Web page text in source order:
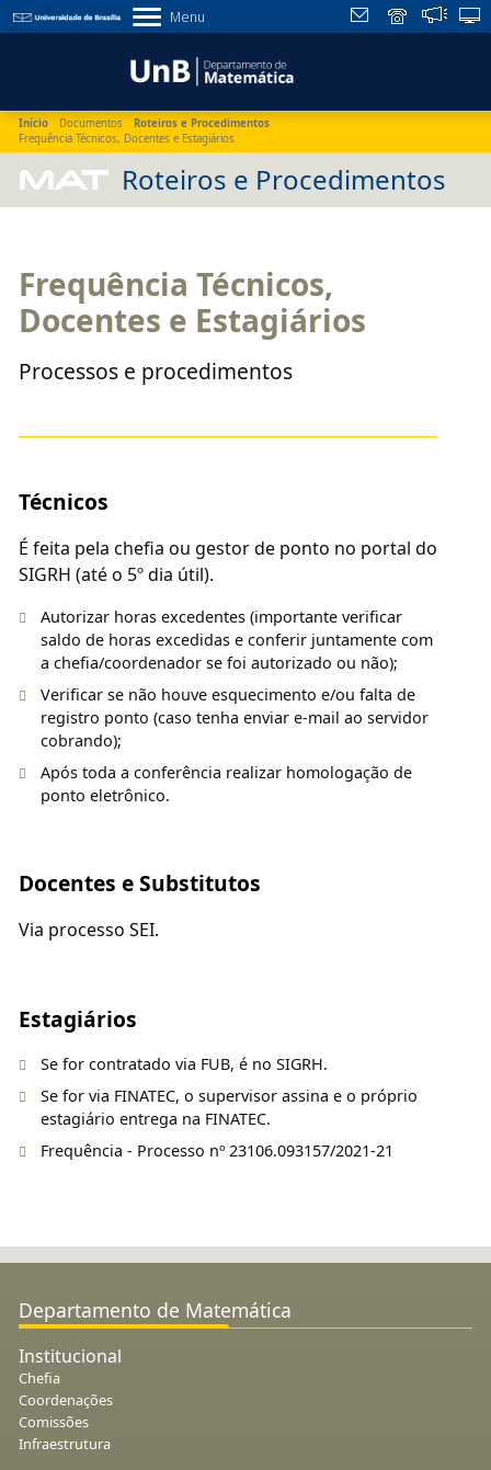
Menu
Início Documentos
Roteiros e Procedimentos
Frequência Técnicos, Docentes e Estagiários
MAT Roteiros e Procedimentos
Frequência Técnicos,
Docentes e Estagiários
Processos e procedimentos
Técnicos
É feita pela chefia ou gestor de ponto no portal do
SIGRH (até o 5º dia útil).
Autorizar horas excedentes (importante verificar
saldo de horas excedidas e conferir juntamente com
a chefia/coordenador se foi autorizado ou não);
Verificar se não houve esquecimento e/ou falta de
registro ponto (caso tenha enviar e-mail ao servidor
cobrando);
Após toda a conferência realizar homologação de
ponto eletrônico.
Docentes e Substitutos
Via processo SEI.
Estagiários
Se for contratado via FUB, é no SIGRH.
Se for via FINATEC, o supervisor assina e o próprio
estagiário entrega na FINATEC.
Frequência - Processo nº 23106.093157/2021-21
Departamento de Matemática
Institucional
Chefia
Coordenações
Comissões
Infraestrutura